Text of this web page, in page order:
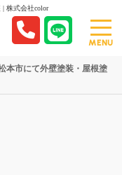
株式会社color
MENU
本市にて外壁塗装・屋根塗